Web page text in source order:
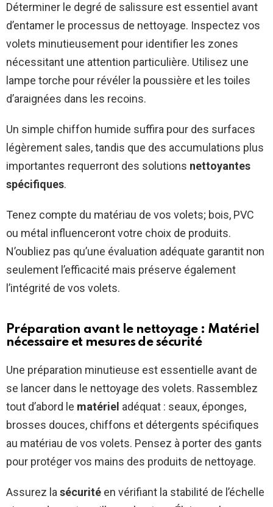
Déterminer le degré de salissure est essentiel avant
d’entamer le processus de nettoyage. Inspectez vos
volets minutieusement pour identifier les zones
nécessitant une attention particulière. Utilisez une
lampe torche pour révéler la poussière et les toiles
d’araignées dans les recoins.
Un simple chiffon humide suffira pour des surfaces
légèrement sales, tandis que des accumulations plus
importantes requerront des solutions nettoyantes
spécifiques.
Tenez compte du matériau de vos volets; bois, PVC
ou métal influenceront votre choix de produits.
N’oubliez pas qu’une évaluation adéquate garantit non
seulement l’efficacité mais préserve également
l’intégrité de vos volets.
Préparation avant le nettoyage : Matériel
nécessaire et mesures de sécurité
Une préparation minutieuse est essentielle avant de
se lancer dans le nettoyage des volets. Rassemblez
tout d’abord le matériel adéquat : seaux, éponges,
brosses douces, chiffons et détergents spécifiques
au matériau de vos volets. Pensez à porter des gants
pour protéger vos mains des produits de nettoyage.
Assurez lasécurité en vérifiant la stabilité de l’échelle